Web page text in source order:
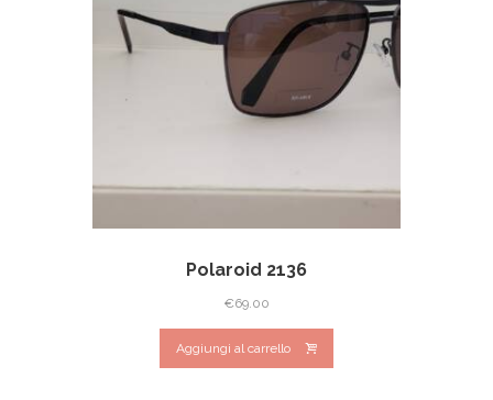
Polaroid 2136
€69.00
Aggiungi al carrello